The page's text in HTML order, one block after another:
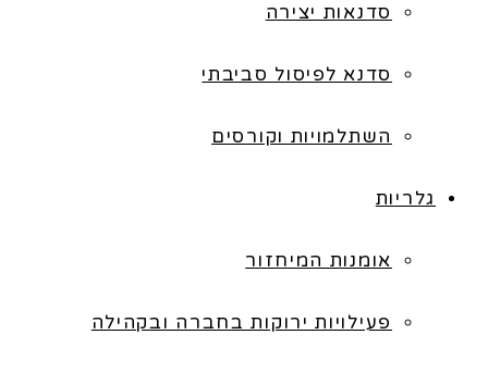
סדנאות יצירה
סדנא לפיסול סביבתי
השתלמויות וקורסים
גלריות
אומנות המיחזור
פעילויות ירוקות בחברה ובקהילה